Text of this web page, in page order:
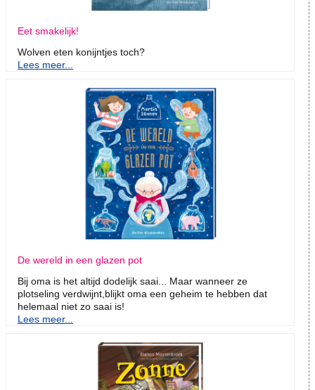
Eet smakelijk!
Wolven eten konijntjes toch?
Lees meer...
De wereld in een glazen pot
Bij oma is het altijd dodelijk saai... Maar wanneer ze
plotseling verdwijnt,blijkt oma een geheim te hebben dat
helemaal niet zo saai is!
Lees meer...